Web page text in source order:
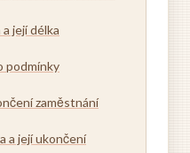
její délka
podmínky
zaměstnání
a její ukončení